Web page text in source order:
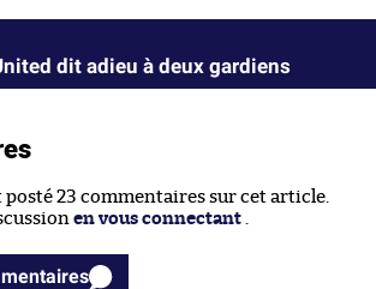
dit adieu à deux gardiens
posté 23 commentaires sur cet article.
en vous connectant
commentaires